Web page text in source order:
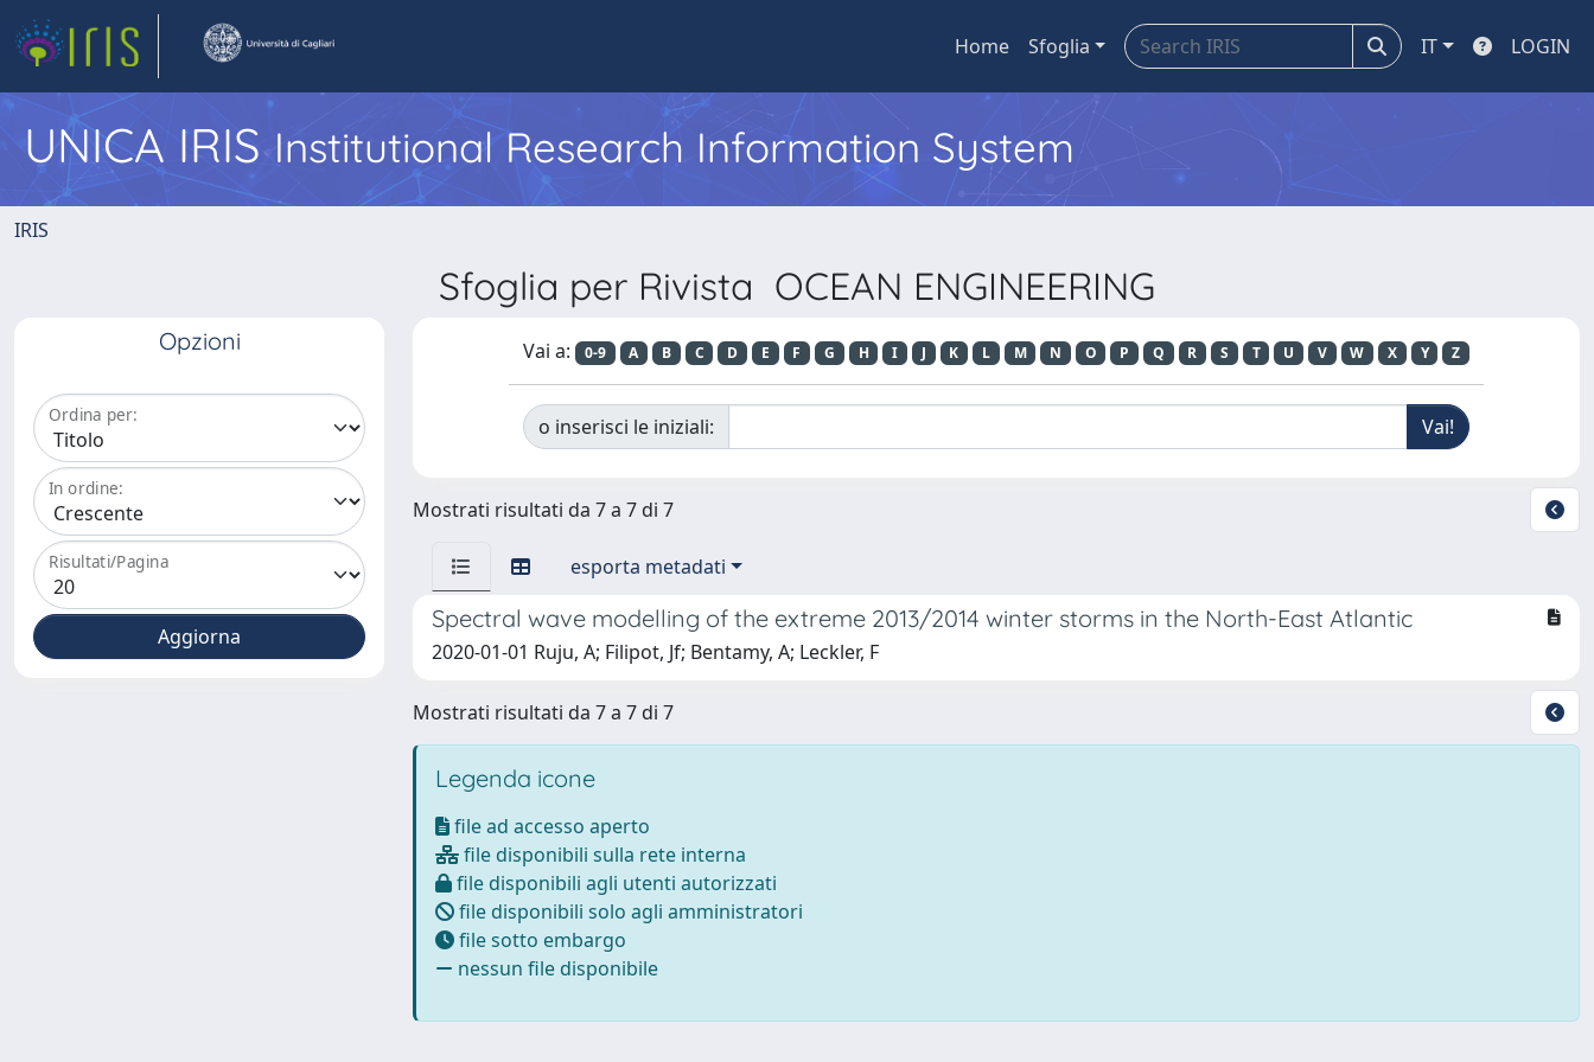
Home Sfoglia IT LOGIN
UNICA IRISInstitutional Research Information System
IRIS
Sfoglia per Rivista OCEAN ENGINEERING
Opzioni
Ordina per:
In ordine:
Risultati/Pagina
Vai a: 0-9 A B C D E F G H I J K L M N O P Q R S T U V W X Y Z
o inserisci le iniziali:
Mostrati risultati da 7 a 7 di 7
esporta metadati
Spectral wave modelling of the extreme 2013/2014 winter storms in the North-East Atlantic
2020-01-01 Ruju, A; Filipot, Jf; Bentamy, A; Leckler, F
Mostrati risultati da 7 a 7 di 7
Legenda icone
file ad accesso aperto
file disponibili sulla rete interna
file disponibili agli utenti autorizzati
file disponibili solo agli amministratori
file sotto embargo
nessun file disponibile